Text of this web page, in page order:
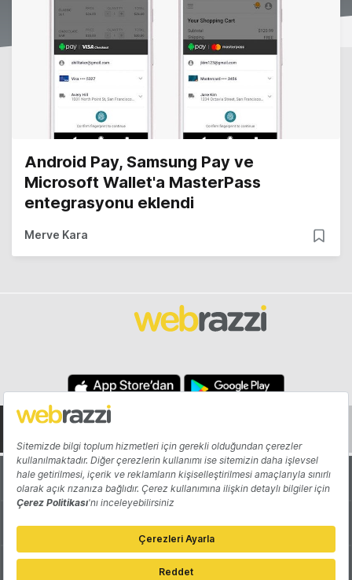
Android Pay, Samsung Pay ve
Microsoft Wallet'a MasterPass
entegrasyonu eklendi
Merve Kara
Hakkında Yazarlar
Katkıda Bulun Reklam